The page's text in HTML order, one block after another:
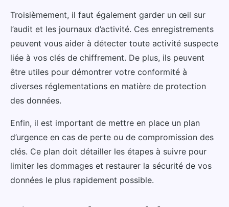
Troisièmement, il faut également garder un œil sur
l’audit et les journaux d’activité. Ces enregistrements
peuvent vous aider à détecter toute activité suspecte
liée à vos clés de chiffrement. De plus, ils peuvent
être utiles pour démontrer votre conformité à
diverses réglementations en matière de protection
des données.
Enfin, il est important de mettre en place un plan
d’urgence en cas de perte ou de compromission des
clés. Ce plan doit détailler les étapes à suivre pour
limiter les dommages et restaurer la sécurité de vos
données le plus rapidement possible.